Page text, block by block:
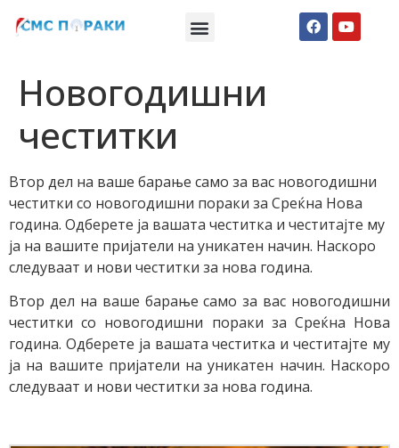
Новогодишни
честитки
Втор дел на ваше барање само за вас новогодишни
честитки со новогодишни пораки за Среќна Нова
година. Одберете ја вашата честитка и честитајте му
ја на вашите пријатели на уникатен начин. Наскоро
следуваат и нови честитки за нова година.
Втор дел на ваше барање само за вас новогодишни
честитки со новогодишни пораки за Среќна Нова
година. Одберете ја вашата честитка и честитајте му
ја на вашите пријатели на уникатен начин. Наскоро
следуваат и нови честитки за нова година.